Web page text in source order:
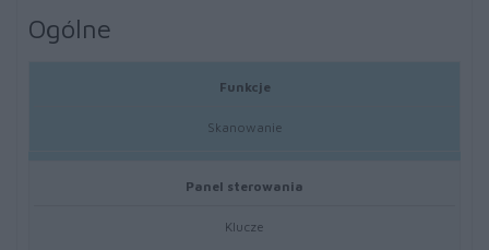
Ogólne
Funkcje
Skanowanie
Panel sterowania
Klucze